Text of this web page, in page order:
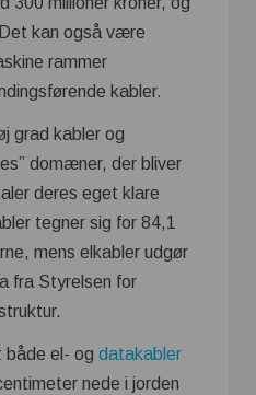
kan også være
rammer
kabler.
grad kabler og
domæner, der bliver
deres eget klare
tegner sig for 84,1
mens elkabler udgør
fra Styrelsen for
el- og datakabler
nede i jorden